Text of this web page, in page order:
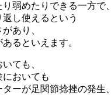
弱めたりできる一方で、
し使えるという
あり、
るといえます。
ても、
においても
ーが足関節捻挫の発生、